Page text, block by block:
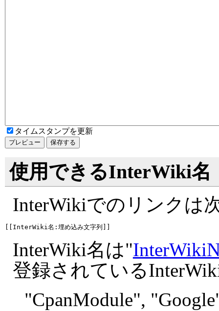
タイムスタンプを更新
使用できるInterWiki名
InterWikiでのリンクは
InterWiki名は"
登録されている
"CpanModule", "